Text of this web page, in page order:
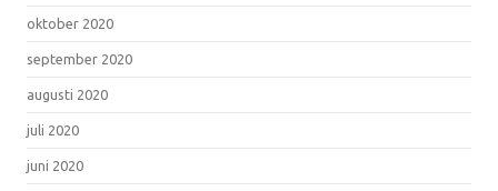
oktober 2020
september 2020
augusti 2020
juli 2020
juni 2020